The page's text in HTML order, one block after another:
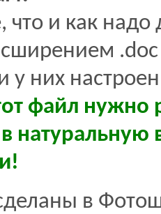
что и как надо
у них
файл нужно
натуральную
в